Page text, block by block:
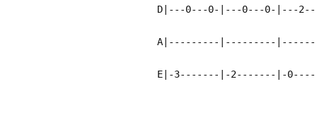
D|---0---0-|---0---0-|---
A|---------|---------
E|-3-------|-2-------|-